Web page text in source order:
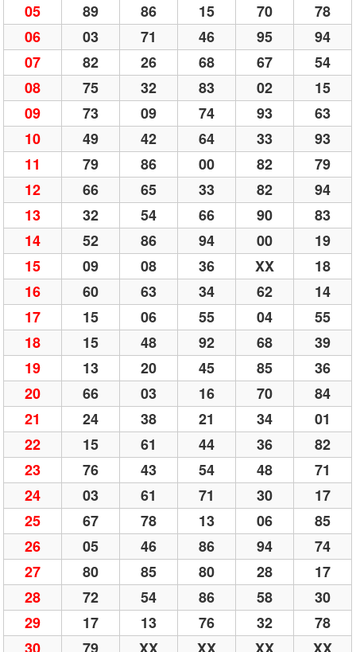
05
89 86 15 70
78
06
03 71 46 95
94
07
82 26 68 67
54
08
75 32 83 02
15
09
73 09 74 93
63
10
49 42 64 33
93
11
79 86 00 82
79
12
66 65 33 82
94
13
32 54 66 90
83
14
52 86 94 00
19
15
09 08 36 XX
18
16
60 63 34 62
14
17
15 06 55 04
55
18
15 48 92 68
39
19
13 20 45 85
36
20
66 03 16 70
84
21
24 38 21 34
01
22
15 61 44 36
82
23
76 43 54 48
71
24
03 61 71 30
17
25
67 78 13 06
85
26
05 46 86 94
74
27
80 85 80 28
17
28
72 54 86 58
30
29
17 13 76 32
78